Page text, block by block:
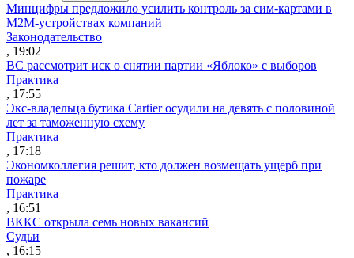
Минцифры предложило усилить контроль за сим-картами в
M2M-устройствах компаний
Законодательство
, 19:02
ВС рассмотрит иск о снятии партии «Яблоко» с выборов
Практика
, 17:55
Экс-владельца бутика Cartier осудили на девять с половиной
лет за таможенную схему
Практика
, 17:18
Экономколлегия решит, кто должен возмещать ущерб при
пожаре
Практика
, 16:51
ВККС открыла семь новых вакансий
Судьи
, 16:15